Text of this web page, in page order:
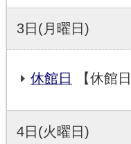
3日(月曜日)
休館日 【休館
4日(火曜日)